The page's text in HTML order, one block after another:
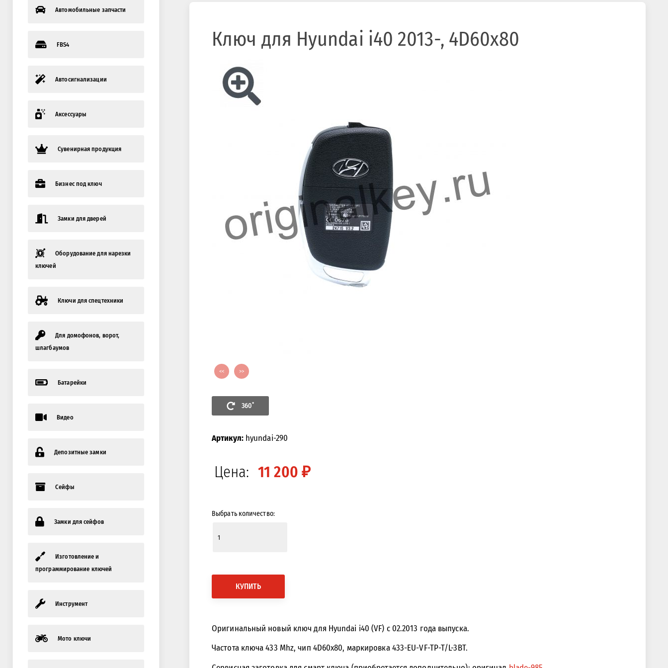
Автомобильные запчасти
FBS4
Автосигнализации
Аксессуары
Сувенирная продукция
Бизнес под ключ
Замки для дверей
Оборудование для нарезки
ключей
Ключи для спецтехники
Для домофонов, ворот,
шлагбаумов
Батарейки
Видео
Депозитные замки
Сейфы
Замки для сейфов
Изготовление и
программирование ключей
Инструмент
Мото ключи
Ключ для Hyundai i40 2013-, 4D60x80
<< >>
360˚
Артикул:hyundai-290
Цена: 11 200 ₽
Выбрать количество:
КУПИТЬ
Оригинальный новый ключ для Hyundai i40 (VF) c 02.2013 года выпуска.
Частота ключа 433 Mhz, чип 4D60x80, маркировка 433-EU-VF-TP-T/L-3BT.